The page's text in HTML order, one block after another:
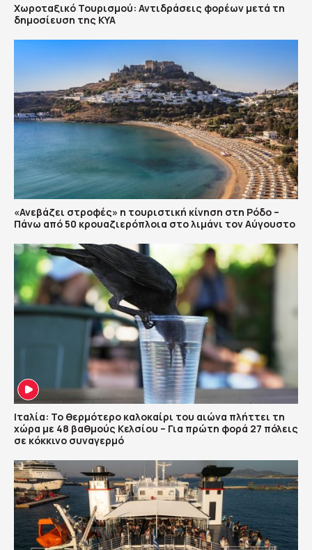
Χωροταξικό Τουρισμού: Αντιδράσεις φορέων μετά τη
δημοσίευση της ΚΥΑ
«Ανεβάζει στροφές» η τουριστική κίνηση στη Ρόδο –
Πάνω από 50 κρουαζιερόπλοια στο λιμάνι τον Αύγουστο
Ιταλία: Το θερμότερο καλοκαίρι του αιώνα πλήττει τη
χώρα με 48 βαθμούς Κελσίου – Για πρώτη φορά 27 πόλεις
σε κόκκινο συναγερμό